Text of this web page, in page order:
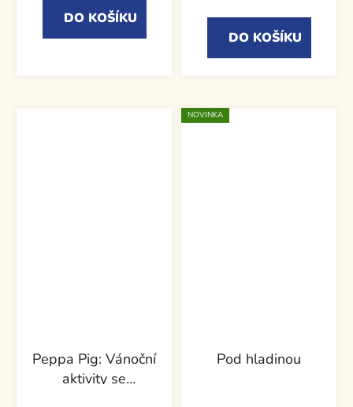
DO KOŠÍKU
DO KOŠÍKU
Peppa Pig: Vánoční
aktivity se
NOVINKA
Pod hladinou